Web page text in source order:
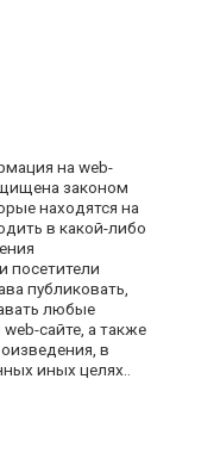
на web-
законом
находятся на
в какой-либо
посетители
публиковать,
любые
сайте, а также
в
иных целях..